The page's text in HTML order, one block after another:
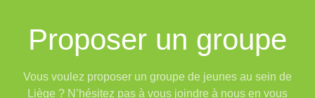
Proposer un groupe
Vous voulez proposer un groupe de jeunes au sein de
Liège ? N’hésitez pas à vous joindre à nous en vous